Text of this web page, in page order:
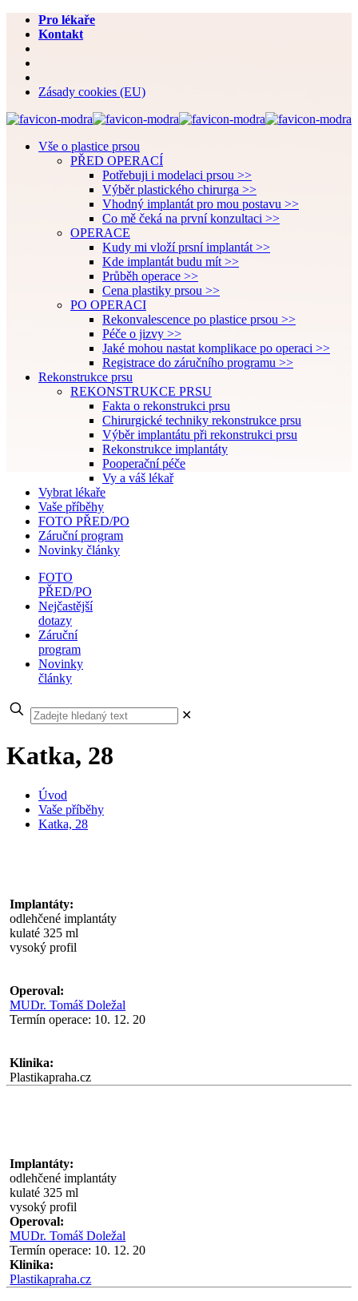
Pro lékaře
Kontakt
Zásady cookies (EU)
Vše o plastice prsou
PŘED OPERACÍ
Potřebuji i modelaci prsou >>
Výběr plastického chirurga >>
Vhodný implantát pro mou postavu >>
Co mě čeká na první konzultaci >>
OPERACE
Kudy mi vloží prsní implantát >>
Kde implantát budu mít >>
Průběh operace >>
Cena plastiky prsou >>
PO OPERACI
Rekonvalescence po plastice prsou >>
Péče o jizvy >>
Jaké mohou nastat komplikace po operaci >>
Registrace do záručního programu >>
Rekonstrukce prsu
REKONSTRUKCE PRSU
Fakta o rekonstrukci prsu
Chirurgické techniky rekonstrukce prsu
Výběr implantátu při rekonstrukci prsu
Rekonstrukce implantáty
Pooperační péče
Vy a váš lékař
Vybrat lékaře
Vaše příběhy
FOTO PŘED/PO
Záruční program
Novinky články
FOTO
PŘED/PO
Nejčastější
dotazy
Záruční
program
Novinky
články
✕
Katka, 28
Úvod
Vaše příběhy
Katka, 28
Implantáty:
odlehčené implantáty
kulaté 325 ml
vysoký profil
Operoval:
MUDr. Tomáš Doležal
Termín operace: 10. 12. 20
Klinika:
Plastikapraha.cz
Implantáty:
odlehčené implantáty
kulaté 325 ml
vysoký profil
Operoval:
MUDr. Tomáš Doležal
Termín operace: 10. 12. 20
Klinika:
Plastikapraha.cz